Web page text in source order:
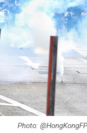
Photo: @HongKongFP